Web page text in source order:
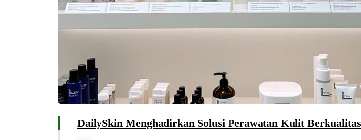
DailySkin Menghadirkan Solusi Perawatan Kulit Berkualitas